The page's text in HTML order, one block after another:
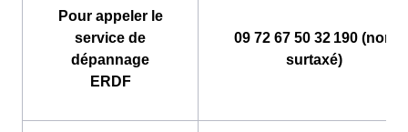
Pour appeler le
service de
dépannage
ERDF
09 72 67 50 32 190 (non
surtaxé)